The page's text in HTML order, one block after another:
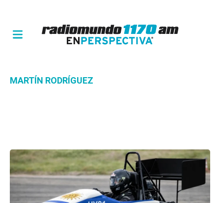
MARTÍN RODRÍGUEZ